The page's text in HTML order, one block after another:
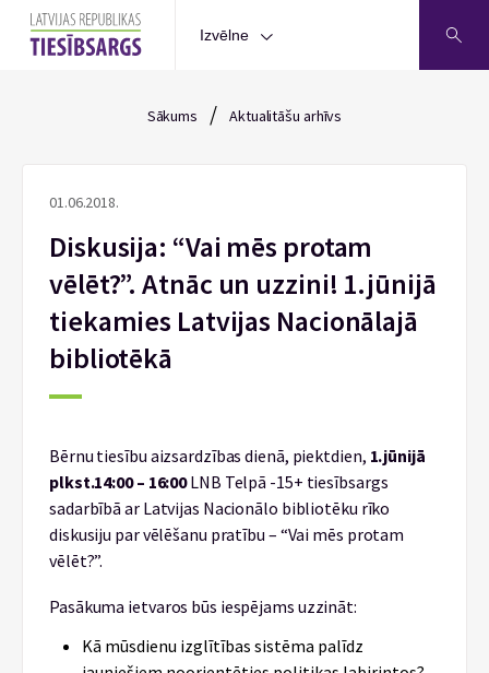
Izvēlne
Sākums / Aktualitāšu arhīvs
01.06.2018.
Diskusija: “Vai mēs protam
vēlēt?”. Atnāc un uzzini! 1.jūnijā
tiekamies Latvijas Nacionālajā
bibliotēkā
Bērnu tiesību aizsardzības dienā, piektdien, 1.jūnijā
plkst.14:00 – 16:00LNB Telpā -15+ tiesībsargs
sadarbībā ar Latvijas Nacionālo bibliotēku rīko
diskusiju par vēlēšanu pratību – “Vai mēs protam
vēlēt?”.
Pasākuma ietvaros būs iespējams uzzināt:
Kā mūsdienu izglītības sistēma palīdz